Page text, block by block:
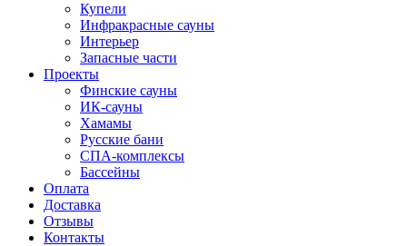
Купели
Инфракрасные сауны
Интерьер
Запасные части
Проекты
Финские сауны
ИК-сауны
Хамамы
Русские бани
СПА-комплексы
Бассейны
Оплата
Доставка
Отзывы
Контакты